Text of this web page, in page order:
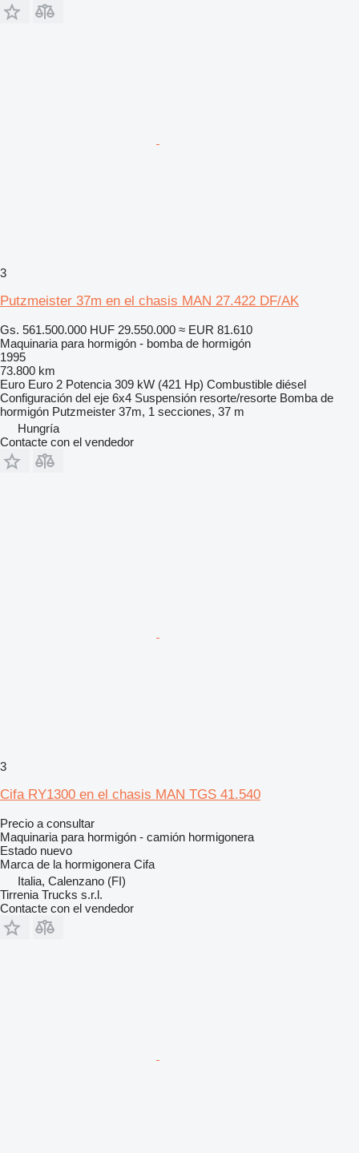
3
Putzmeister 37m en el chasis MAN 27.422 DF/AK
Gs. 561.500.000 HUF 29.550.000 ≈ EUR 81.610
Maquinaria para hormigón - bomba de hormigón
1995
73.800 km
Euro Euro 2 Potencia 309 kW (421 Hp) Combustible diésel
Configuración del eje 6x4 Suspensión resorte/resorte Bomba de
hormigón Putzmeister 37m, 1 secciones, 37 m
Hungría
Contacte con el vendedor
3
Cifa RY1300 en el chasis MAN TGS 41.540
Precio a consultar
Maquinaria para hormigón - camión hormigonera
Estado nuevo
Marca de la hormigonera Cifa
Italia, Calenzano (FI)
Tirrenia Trucks s.r.l.
Contacte con el vendedor